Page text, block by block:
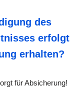
des
erhalten?
für Absicherung!